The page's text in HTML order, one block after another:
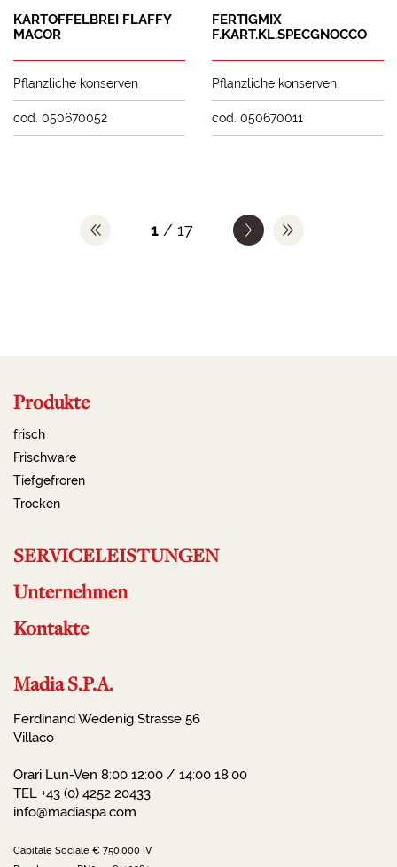
KARTOFFELBREI FLAFFY
MACOR
Pflanzliche konserven
cod. 050670052
FERTIGMIX
F.KART.KL.SPECGNOCCO
Pflanzliche konserven
cod. 050670011
1 / 17
Produkte
frisch
Frischware
Tiefgefroren
Trocken
SERVICELEISTUNGEN
Unternehmen
Kontakte
Madia S.P.A.
Ferdinand Wedenig Strasse 56
Villaco
Orari Lun-Ven 8:00 12:00 / 14:00 18:00
TEL +43 (0) 4252 20433
info@madiaspa.com
Capitale Sociale € 750.000 IV